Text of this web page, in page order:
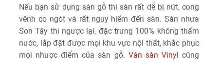
Nếu bạn sử dụng sàn gỗ thì sàn rất dễ bị nứt, cong
vênh co ngót và rất nguy hiểm đến sàn. Sàn nhựa
Sơn Tây thì ngược lại, đặc trưng 100% không thấm
nước, lắp đặt được mọi khu vực nội thất, khắc phục
mọi nhược điểm của sàn gỗ. Ván sàn Vinyl cũng